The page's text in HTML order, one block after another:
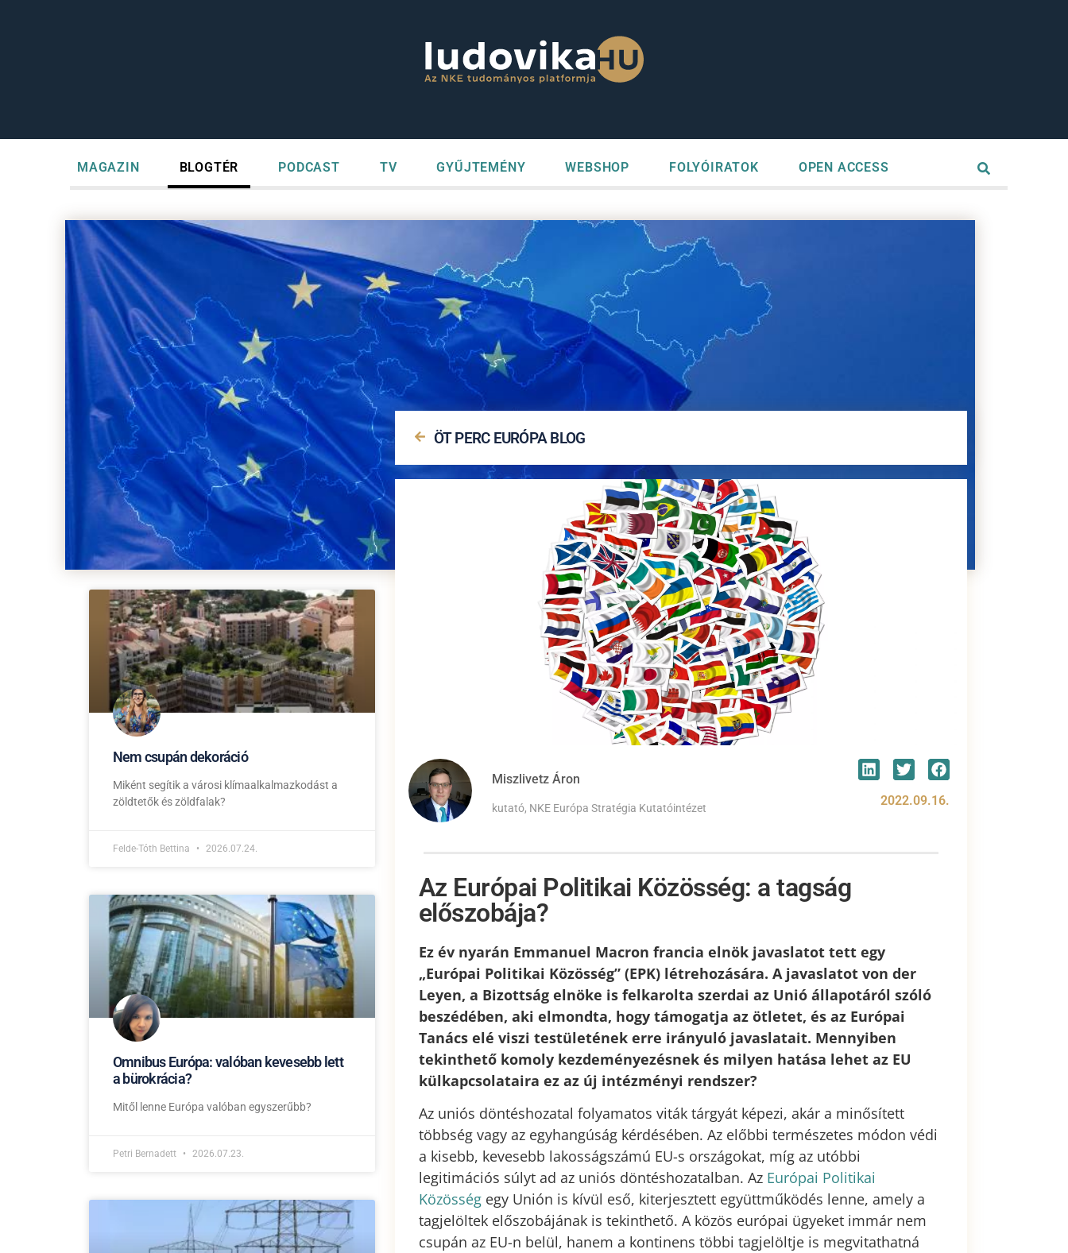
MAGAZIN BLOGTÉR PODCAST TV GYŰJTEMÉNY WEBSHOP FOLYÓIRATOK OPEN ACCESS
Nem csupán dekoráció
Miként segítik a városi klímaalkalmazkodást a
zöldtetők és zöldfalak?
Felde-Tóth Bettina 2026.07.24.
Omnibus Európa: valóban kevesebb lett
a bürokrácia?
Mitől lenne Európa valóban egyszerűbb?
Petri Bernadett 2026.07.23.
ÖT PERC EURÓPA BLOG
Miszlivetz Áron
kutató, NKE Európa Stratégia Kutatóintézet 2022.09.16.
Az Európai Politikai Közösség: a tagság
előszobája?
Ez év nyarán Emmanuel Macron francia elnök javaslatot tett egy
„Európai Politikai Közösség” (EPK) létrehozására. A javaslatot von der
Leyen, a Bizottság elnöke is felkarolta szerdai az Unió állapotáról szóló
beszédében, aki elmondta, hogy támogatja az ötletet, és az Európai
Tanács elé viszi testületének erre irányuló javaslatait. Mennyiben
tekinthető komoly kezdeményezésnek és milyen hatása lehet az EU
külkapcsolataira ez az új intézményi rendszer?
Az uniós döntéshozatal folyamatos viták tárgyát képezi, akár a minősített
többség vagy az egyhangúság kérdésében. Az előbbi természetes módon védi
a kisebb, kevesebb lakosságszámú EU-s országokat, míg az utóbbi
legitimációs súlyt ad az uniós döntéshozatalban. Az Európai Politikai
Közösségegy Unión is kívül eső, kiterjesztett együttműködés lenne, amely a
tagjelöltek előszobájának is tekinthető. A közös európai ügyeket immár nem
csupán az EU-n belül, hanem a kontinens többi tagjelöltje is megvitathatná